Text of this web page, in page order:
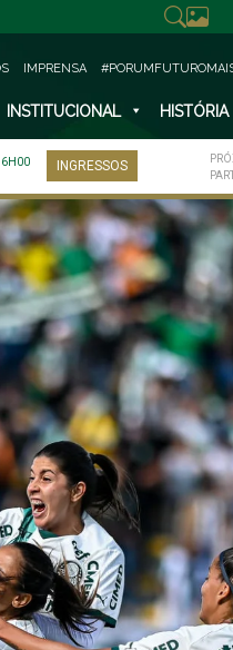
IMPRENSA
INSTITUCIONAL HISTÓRIA
INGRESSOS